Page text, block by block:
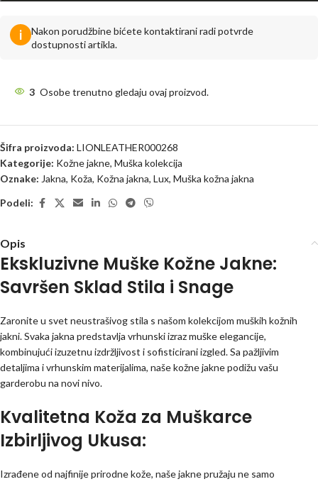
i
Nakon porudžbine bićete kontaktirani radi potvrde
dostupnosti artikla.
3 Osobe trenutno gledaju ovaj proizvod.
Šifra proizvoda: LIONLEATHER000268
Kategorije: Kožne jakne, Muška kolekcija
Oznake: Jakna, Koža, Kožna jakna, Lux, Muška kožna jakna
Podeli:
Opis
Ekskluzivne Muške Kožne Jakne:
Savršen Sklad Stila i Snage
Zaronite u svet neustrašivog stila s našom kolekcijom muških kožnih
jakni. Svaka jakna predstavlja vrhunski izraz muške elegancije,
kombinujući izuzetnu izdržljivost i sofisticirani izgled. Sa pažljivim
detaljima i vrhunskim materijalima, naše kožne jakne podižu vašu
garderobu na novi nivo.
Kvalitetna Koža za Muškarce
Izbirljivog Ukusa:
Izrađene od najfinije prirodne kože, naše jakne pružaju ne samo